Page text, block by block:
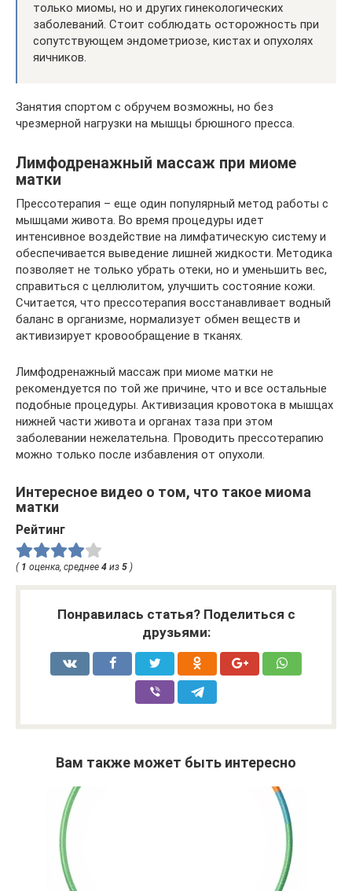
только миомы, но и других гинекологических
заболеваний. Стоит соблюдать осторожность при
сопутствующем эндометриозе, кистах и опухолях
яичников.
Занятия спортом с обручем возможны, но без
чрезмерной нагрузки на мышцы брюшного пресса.
Лимфодренажный массаж при миоме
матки
Прессотерапия – еще один популярный метод работы с
мышцами живота. Во время процедуры идет
интенсивное воздействие на лимфатическую систему и
обеспечивается выведение лишней жидкости. Методика
позволяет не только убрать отеки, но и уменьшить вес,
справиться с целлюлитом, улучшить состояние кожи.
Считается, что прессотерапия восстанавливает водный
баланс в организме, нормализует обмен веществ и
активизирует кровообращение в тканях.
Лимфодренажный массаж при миоме матки не
рекомендуется по той же причине, что и все остальные
подобные процедуры. Активизация кровотока в мышцах
нижней части живота и органах таза при этом
заболевании нежелательна. Проводить прессотерапию
можно только после избавления от опухоли.
Интересное видео о том, что такое миома
матки
Рейтинг
( 1 оценка, среднее 4 из 5 )
Понравилась статья? Поделиться с
друзьями:
Вам также может быть интересно